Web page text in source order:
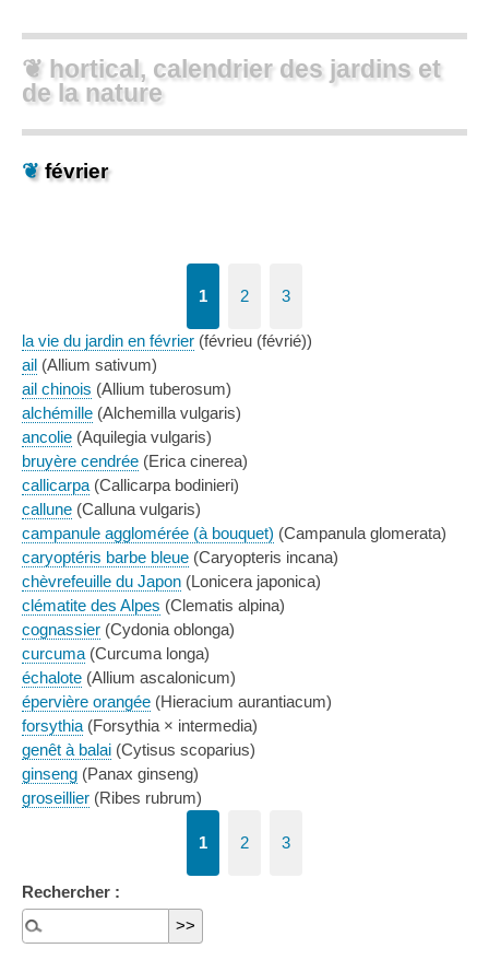
❦ hortical, calendrier des jardins et
de la nature
❦février
1 2 3
la vie du jardin en février (févrieu (févrié))
ail (Allium sativum)
ail chinois (Allium tuberosum)
alchémille (Alchemilla vulgaris)
ancolie (Aquilegia vulgaris)
bruyère cendrée (Erica cinerea)
callicarpa (Callicarpa bodinieri)
callune (Calluna vulgaris)
campanule agglomérée (à bouquet) (Campanula glomerata)
caryoptéris barbe bleue (Caryopteris incana)
chèvrefeuille du Japon (Lonicera japonica)
clématite des Alpes (Clematis alpina)
cognassier (Cydonia oblonga)
curcuma (Curcuma longa)
échalote (Allium ascalonicum)
épervière orangée (Hieracium aurantiacum)
forsythia (Forsythia × intermedia)
genêt à balai (Cytisus scoparius)
ginseng (Panax ginseng)
groseillier (Ribes rubrum)
1 2 3
Rechercher :